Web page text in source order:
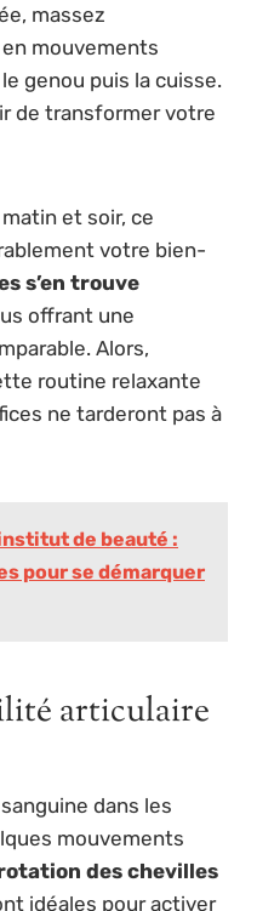
massez
mouvements
genou puis la cuisse.
de transformer votre
et soir, ce
votre bien-
s’en trouve
offrant une
Alors,
routine relaxante
ne tarderont pas à
de beauté :
pour se démarquer
articulaire
dans les
mouvements
des chevilles
idéales pour activer